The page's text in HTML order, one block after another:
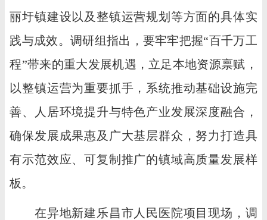
丽圩镇建设以及整镇运营规划等方面的具体实
践与成效。调研组指出，要牢牢把握“百千万工
程”带来的重大发展机遇，立足本地资源禀赋，
以整镇运营为重要抓手，系统推动基础设施完
善、人居环境提升与特色产业发展深度融合，
确保发展成果惠及广大基层群众，努力打造具
有示范效应、可复制推广的镇域高质量发展样
板。
在异地新建乐昌市人民医院项目现场，调